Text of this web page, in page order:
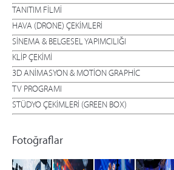
TANITIM FİLMİ
HAVA (DRONE) ÇEKİMLERİ
SİNEMA & BELGESEL YAPIMCILIĞI
KLİP ÇEKİMİ
3D ANİMASYON & MOTİON GRAPHİC
TV PROGRAMI
STÜDYO ÇEKİMLERİ (GREEN BOX)
Fotoğraflar